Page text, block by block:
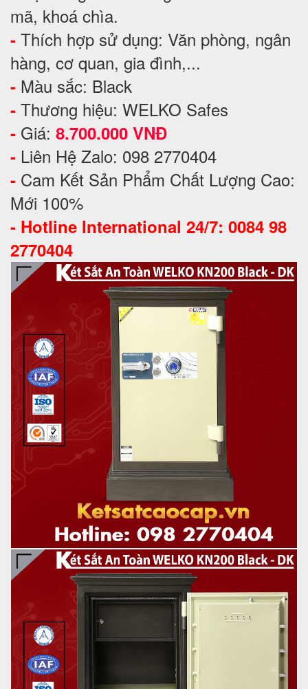
mã, khoá chìa.
- Thích hợp sử dụng: Văn phòng, ngân
hàng, cơ quan, gia đình,...
- Màu sắc: Black
- Thương hiệu: WELKO Safes
- Giá: 8.700.000 VNĐ
- Liên Hệ Zalo: 098 2770404
- Cam Kết Sản Phẩm Chất Lượng Cao:
Mới 100%
- Hotline International 24/7: 0084 98
2770404